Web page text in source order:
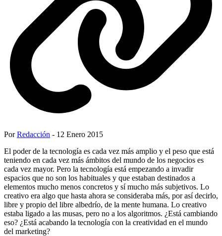
PorRedacción - 12 Enero 2015
El poder de la tecnología es cada vez más amplio y el peso que está
teniendo en cada vez más ámbitos del mundo de los negocios es
cada vez mayor. Pero la tecnología está empezando a invadir
espacios que no son los habituales y que estaban destinados a
elementos mucho menos concretos y sí mucho más subjetivos. Lo
creativo era algo que hasta ahora se consideraba más, por así decirlo,
libre y propio del libre albedrío, de la mente humana. Lo creativo
estaba ligado a las musas, pero no a los algoritmos. ¿Está cambiando
eso? ¿Está acabando la tecnología con la creatividad en el mundo
del marketing?